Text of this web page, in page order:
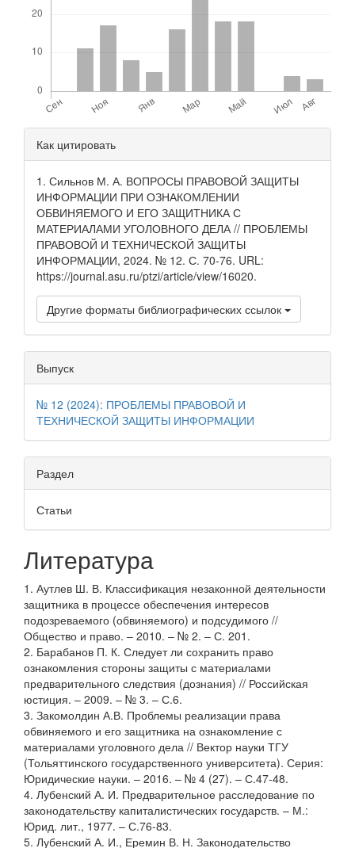
Детали
статьи
Как цитировать
1. Сильнов М. А. ВОПРОСЫ ПРАВОВОЙ ЗАЩИТЫ
ИНФОРМАЦИИ ПРИ ОЗНАКОМЛЕНИИ
ОБВИНЯЕМОГО И ЕГО ЗАЩИТНИКА С
МАТЕРИАЛАМИ УГОЛОВНОГО ДЕЛА // ПРОБЛЕМЫ
ПРАВОВОЙ И ТЕХНИЧЕСКОЙ ЗАЩИТЫ
ИНФОРМАЦИИ, 2024. № 12. С. 70-76. URL:
https://journal.asu.ru/ptzi/article/view/16020.
Другие форматы библиографических ссылок
Выпуск
№ 12 (2024): ПРОБЛЕМЫ ПРАВОВОЙ И
ТЕХНИЧЕСКОЙ ЗАЩИТЫ ИНФОРМАЦИИ
Раздел
Статьи
Литература
1. Аутлев Ш. В. Классификация незаконной деятельности
защитника в процессе обеспечения интересов
подозреваемого (обвиняемого) и подсудимого //
Общество и право. – 2010. – № 2. – С. 201.
2. Барабанов П. К. Следует ли сохранить право
ознакомления стороны защиты с материалами
предварительного следствия (дознания) // Российская
юстиция. – 2009. – № 3. – С.6.
3. Закомолдин А.В. Проблемы реализации права
обвиняемого и его защитника на ознакомление с
материалами уголовного дела // Вектор науки ТГУ
(Тольяттинского государственного университета). Серия:
Юридические науки. – 2016. – № 4 (27). – С.47-48.
4. Лубенский А. И. Предварительное расследование по
законодательству капиталистических государств. – М.:
Юрид. лит., 1977. – С.76-83.
5. Лубенский А. И., Еремин В. Н. Законодательство